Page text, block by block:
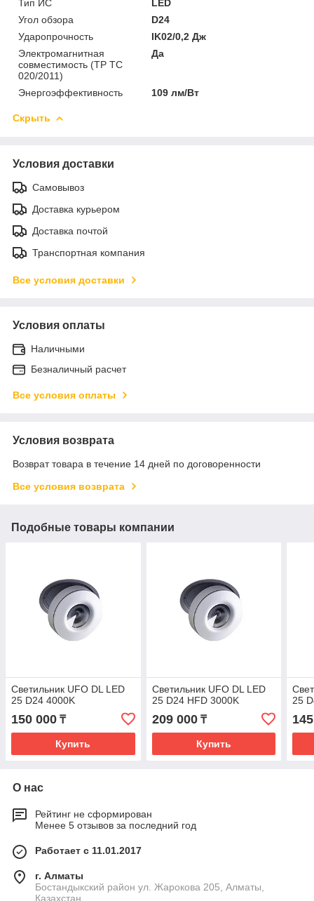
Тип ИС
LED
Угол обзора
D24
Ударопрочность
IK02/0,2 Дж
Электромагнитная
совместимость (ТР ТС
020/2011)
Да
Энергоэффективность 109 лм/Вт
Скрыть
Условия доставки
Самовывоз
Доставка курьером
Доставка почтой
Транспортная компания
Все условия доставки
Условия оплаты
Наличными
Безналичный расчет
Все условия оплаты
Условия возврата
Возврат товара в течение 14 дней по договоренности
Все условия возврата
Подобные товары компании
Светильник UFO DL LED
25 D24 4000K
150 000 ₸
Купить
Светильник UFO DL LED
25 D24 HFD 3000K
209 000₸
Купить
25
О нас
Рейтинг не сформирован
Менее 5 отзывов за последний год
Работает с 11.01.2017
г. Алматы
Бостандыкский район ул. Жарокова 205, Алматы,
Казахстан